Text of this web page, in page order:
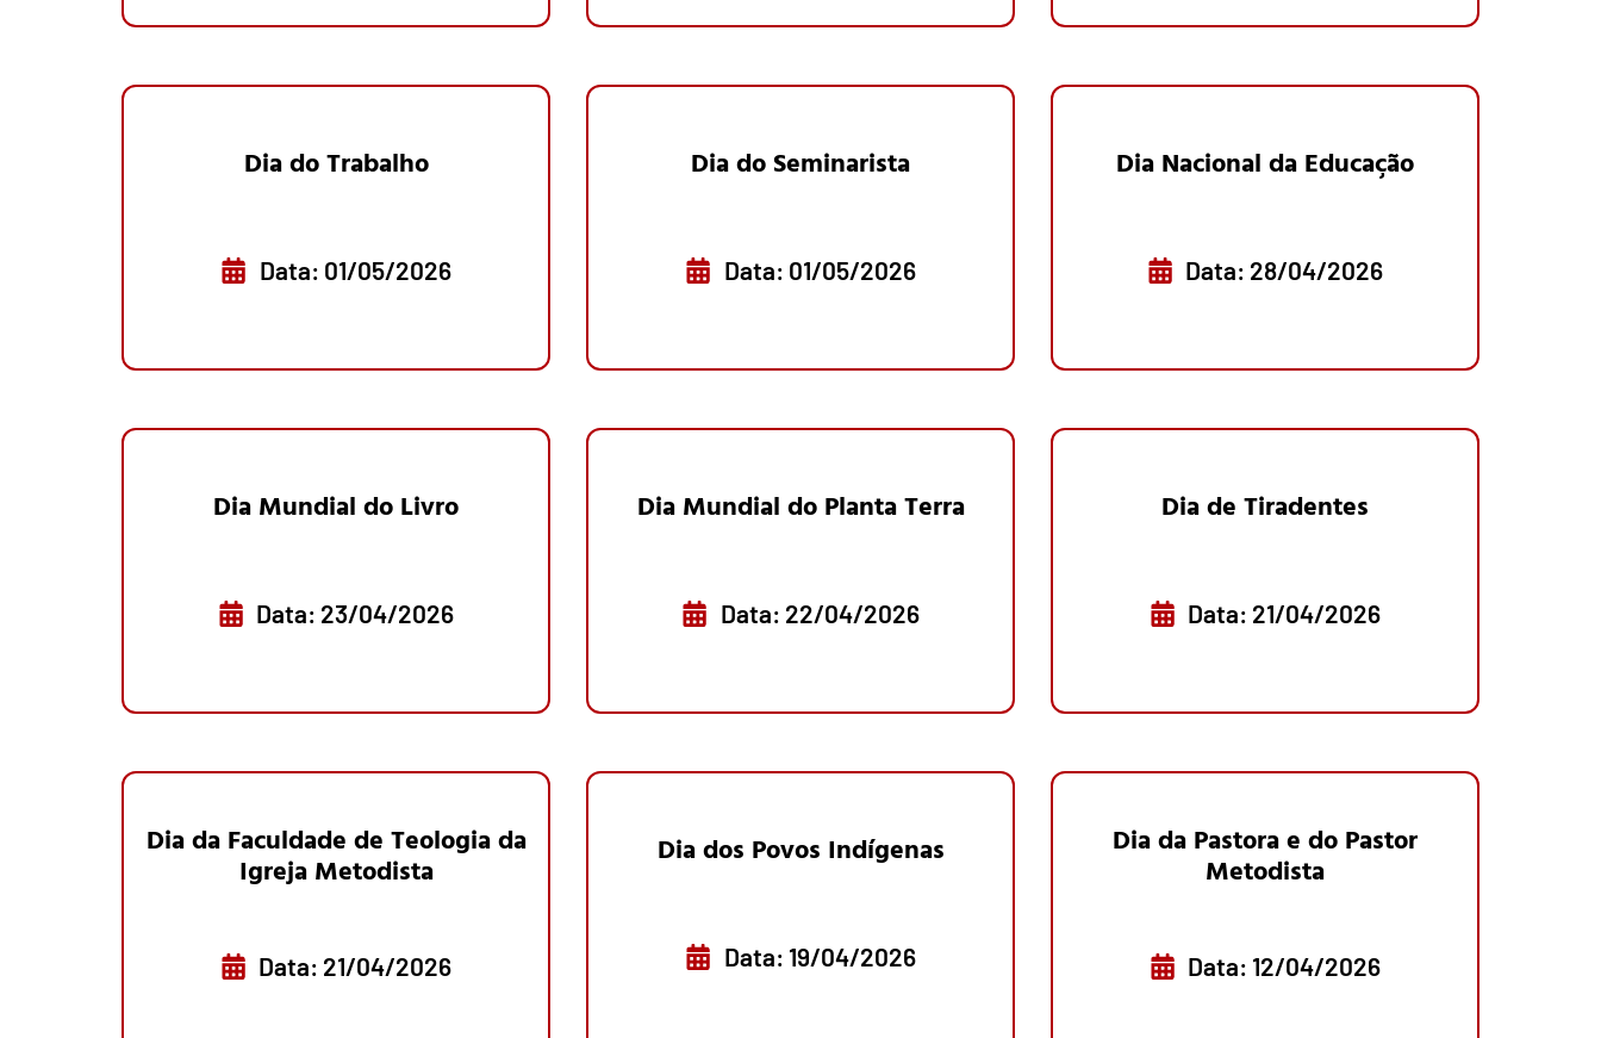
Dia do Trabalho
Data: 01/05/2026
Dia do Seminarista
Data: 01/05/2026
Dia Nacional da Educação
Data: 28/04/2026
Dia Mundial do Livro
Data: 23/04/2026
Dia Mundial do Planta Terra
Data: 22/04/2026
Dia de Tiradentes
Data: 21/04/2026
Dia da Faculdade de Teologia da
Igreja Metodista
Data: 21/04/2026
Dia dos Povos Indígenas
Data: 19/04/2026
Dia da Pastora e do Pastor
Metodista
Data: 12/04/2026